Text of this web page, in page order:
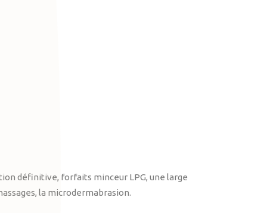
définitive, forfaits minceur LPG, une large
la microdermabrasion.